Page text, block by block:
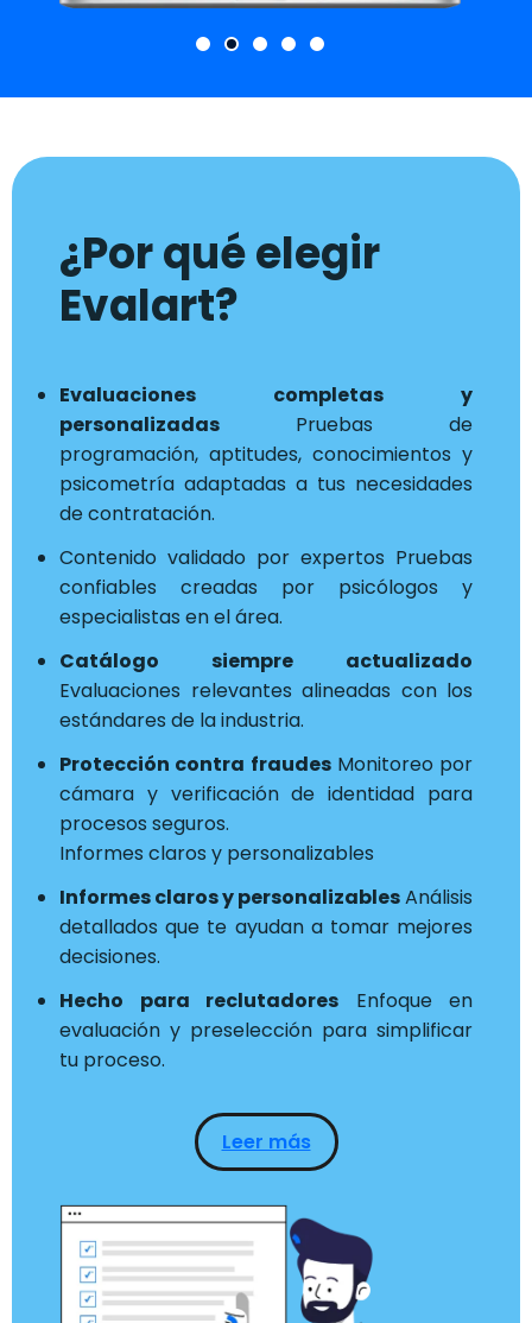
¿Por qué elegir
Evalart?
Evaluaciones completas y
personalizadas Pruebas de
programación, aptitudes, conocimientos y
psicometría adaptadas a tus necesidades
de contratación.
Contenido validado por expertos Pruebas
confiables creadas por psicólogos y
especialistas en el área.
Catálogo siempre actualizado
Evaluaciones relevantes alineadas con los
estándares de la industria.
Protección contra fraudesMonitoreo por
cámara y verificación de identidad para
procesos seguros.
Informes claros y personalizables
Informes claros y personalizablesAnálisis
detallados que te ayudan a tomar mejores
decisiones.
Hecho para reclutadores Enfoque en
evaluación y preselección para simplificar
tu proceso.
Leer más